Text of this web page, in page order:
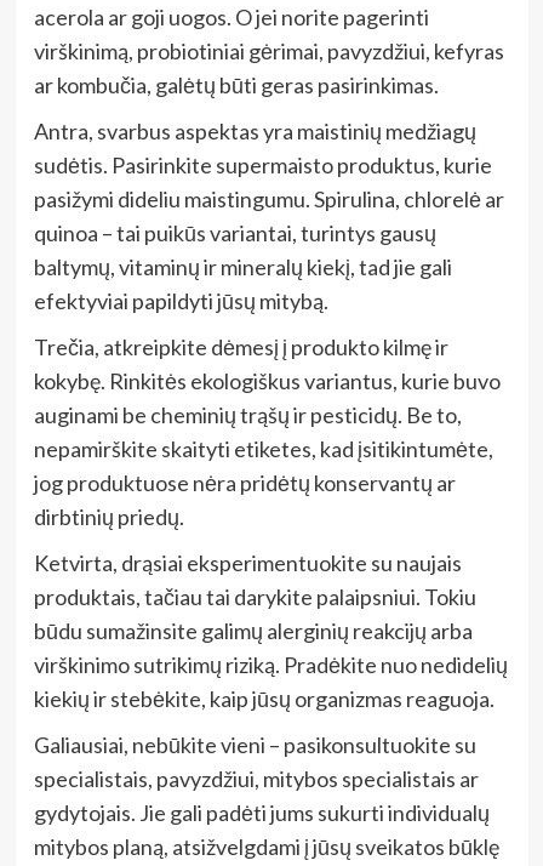
acerola ar goji uogos. O jei norite pagerinti
virškinimą, probiotiniai gėrimai, pavyzdžiui, kefyras
ar kombučia, galėtų būti geras pasirinkimas.
Antra, svarbus aspektas yra maistinių medžiagų
sudėtis. Pasirinkite supermaisto produktus, kurie
pasižymi dideliu maistingumu. Spirulina, chlorelė ar
quinoa – tai puikūs variantai, turintys gausų
baltymų, vitaminų ir mineralų kiekį, tad jie gali
efektyviai papildyti jūsų mitybą.
Trečia, atkreipkite dėmesį į produkto kilmę ir
kokybę. Rinkitės ekologiškus variantus, kurie buvo
auginami be cheminių trąšų ir pesticidų. Be to,
nepamirškite skaityti etiketes, kad įsitikintumėte,
jog produktuose nėra pridėtų konservantų ar
dirbtinių priedų.
Ketvirta, drąsiai eksperimentuokite su naujais
produktais, tačiau tai darykite palaipsniui. Tokiu
būdu sumažinsite galimų alerginių reakcijų arba
virškinimo sutrikimų riziką. Pradėkite nuo nedidelių
kiekių ir stebėkite, kaip jūsų organizmas reaguoja.
Galiausiai, nebūkite vieni – pasikonsultuokite su
specialistais, pavyzdžiui, mitybos specialistais ar
gydytojais. Jie gali padėti jums sukurti individualų
mitybos planą, atsižvelgdami į jūsų sveikatos būklę